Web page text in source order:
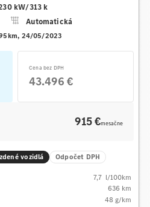
kW/313 k
Automatická
24/05/2023
Cena bez DPH
43.496 €
915 €mesačne
vozidlá Odpočet DPH
7,7 l/100km
636 km
48 g/km